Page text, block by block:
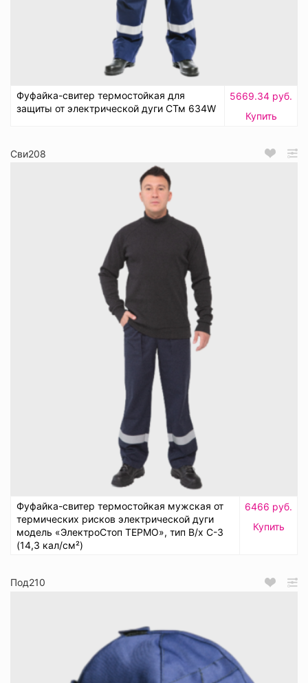
Фуфайка-свитер термостойкая для
защиты от электрической дуги СТм 634W
5669.34 руб.
Купить
Сви208
Фуфайка-свитер термостойкая мужская от
термических рисков электрической дуги
модель «ЭлектроСтоп ТЕРМО», тип В/х С-3
(14,3 кал/см²)
6466 руб.
Купить
Под210